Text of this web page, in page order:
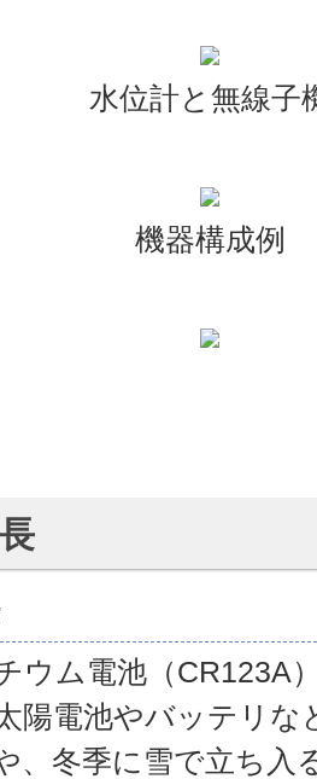
水位計と無線子
機器構成例
ウム電池（CR123A
陽電池やバッテリな
、冬季に雪で立ち入